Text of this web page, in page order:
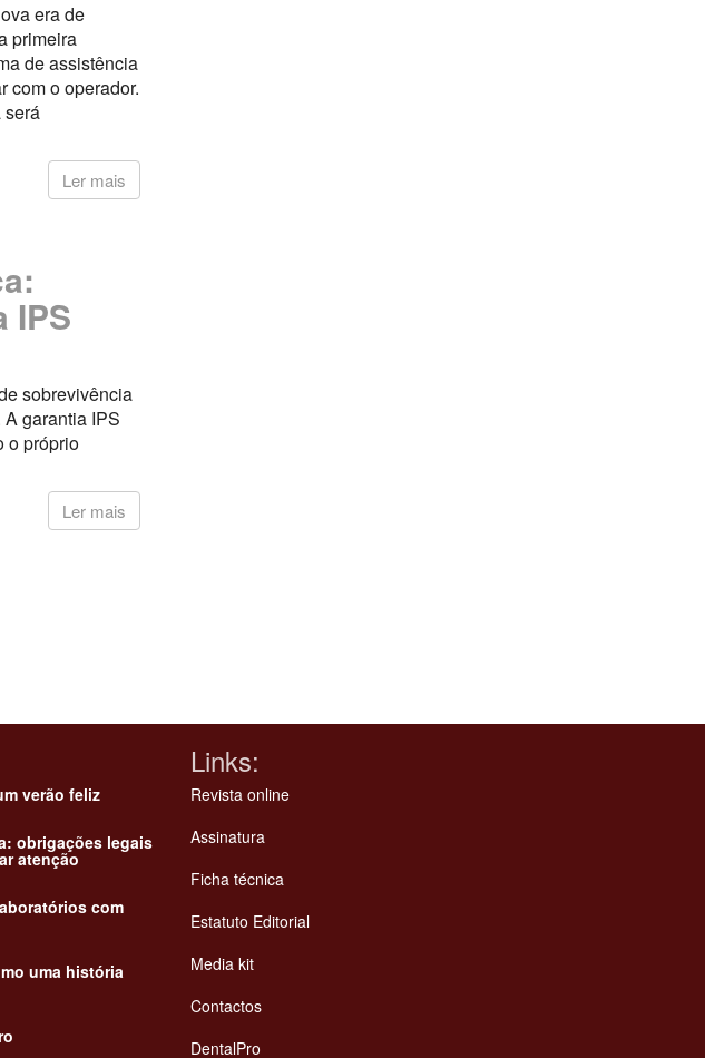
era de
primeira
de assistência
com o operador.
será
Ler mais
IPS
sobrevivência
garantia IPS
o próprio
Ler mais
verão feliz
obrigações legais
atenção
com
uma história
Links:
Revista online
Assinatura
Ficha técnica
Estatuto Editorial
Media kit
Contactos
DentalPro